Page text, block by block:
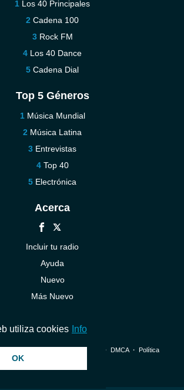
Los 40 Principales
Cadena 100
Rock FM
Los 40 Dance
Cadena Dial
Top 5 Géneros
Música Mundial
Música Latina
Entrevistas
Top 40
Electrónica
Acerca
Incluir tu radio
Ayuda
Nuevo
Más Nuevo
Reservados todos los derechos. ・ DMCA・ Política
utiliza cookies Info
OK